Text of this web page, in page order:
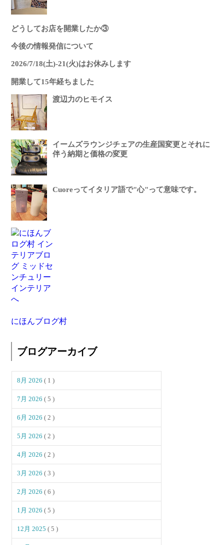
どうしてお店を開業したか③
今後の情報発信について
2026/7/18(土)-21(火)はお休みします
開業して15年経ちました
渡辺力のヒモイス
イームズラウンジチェアの生産国変更とそれに
伴う納期と価格の変更
Cuoreってイタリア語で"心"って意味です。
にほんブログ村
ブログアーカイブ
8月 2026( 1 )
7月 2026( 5 )
6月 2026( 2 )
5月 2026( 2 )
4月 2026( 2 )
3月 2026( 3 )
2月 2026( 6 )
1月 2026( 5 )
12月 2025( 5 )